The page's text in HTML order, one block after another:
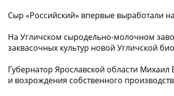
Сыр «Российский» впервые выработали
На Угличском сыродельно-молочном
заквасочных культур новой Угличской
‍Губернатор Ярославской области
и возрождения собственного